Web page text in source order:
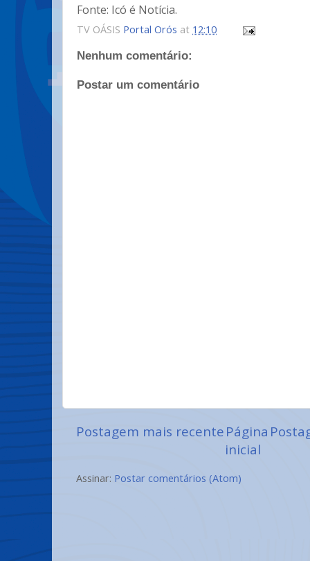
Fonte: Icó é Notícia.
TV OÁSIS Portal Orós at 12:10
Nenhum comentário:
Postar um comentário
Postagem mais recentePágina
inicial
Assinar: Postar comentários (Atom)